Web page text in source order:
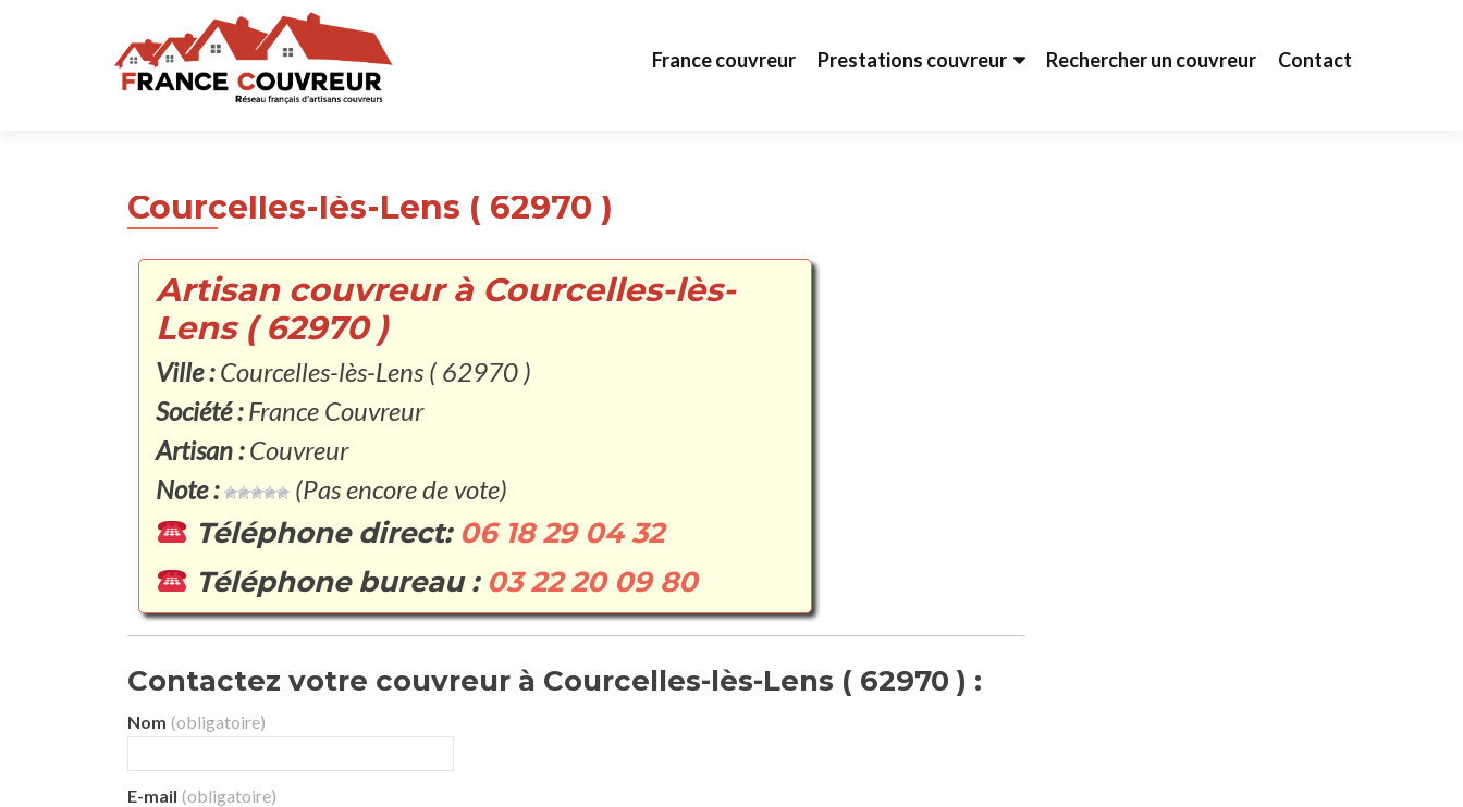
France couvreur Prestations couvreur Rechercher un couvreur Contact
Courcelles-lès-Lens ( 62970 )
Artisan couvreur à Courcelles-lès-
Lens ( 62970 )
Ville :Courcelles-lès-Lens ( 62970 )
Société :France Couvreur
Artisan :Couvreur
Note :
(Pas encore de vote)
Téléphone direct: 06 18 29 04 32
Téléphone bureau : 03 22 20 09 80
Contactez votre couvreur à Courcelles-lès-Lens ( 62970 ) :
Nom (obligatoire)
E-mail (obligatoire)